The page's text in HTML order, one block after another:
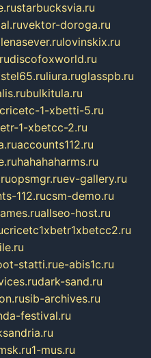
starbucksvia.ru
vektor-doroga.ru
lenasever.rulovinskix.ru
discofoxworld.ru
liura.ruglasspb.ru
bulkitula.ru
1-xbetti-5.ru
1-xbetcc-2.ru
accounts112.ru
hahahaharms.ru
opsmgr.ruev-gallery.ru
112.rucsm-demo.ru
allseo-host.ru
cricetc1xbetr1xbetcc2.ru
statti.rue-abis1c.ru
dark-sand.ru
sib-archives.ru
festival.ru
1-mus.ru